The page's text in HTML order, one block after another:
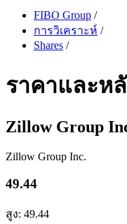
FIBO Group /
การวิเคราะห์ /
Shares /
ราคาและห
Zillow Group
Zillow Group Inc.
49.44
สูง: 49.44